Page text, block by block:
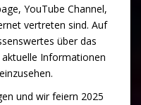
YouTube Channel,
vertreten sind. Auf
über das
Informationen
und wir feiern 2025